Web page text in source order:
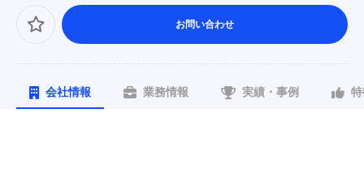
お問い合わせ
会社情報 業務情報 実績・事例